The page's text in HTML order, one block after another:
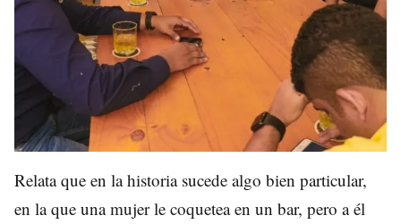
Relata que en la historia sucede algo bien particular,
en la que una mujer le coquetea en un bar, pero a él